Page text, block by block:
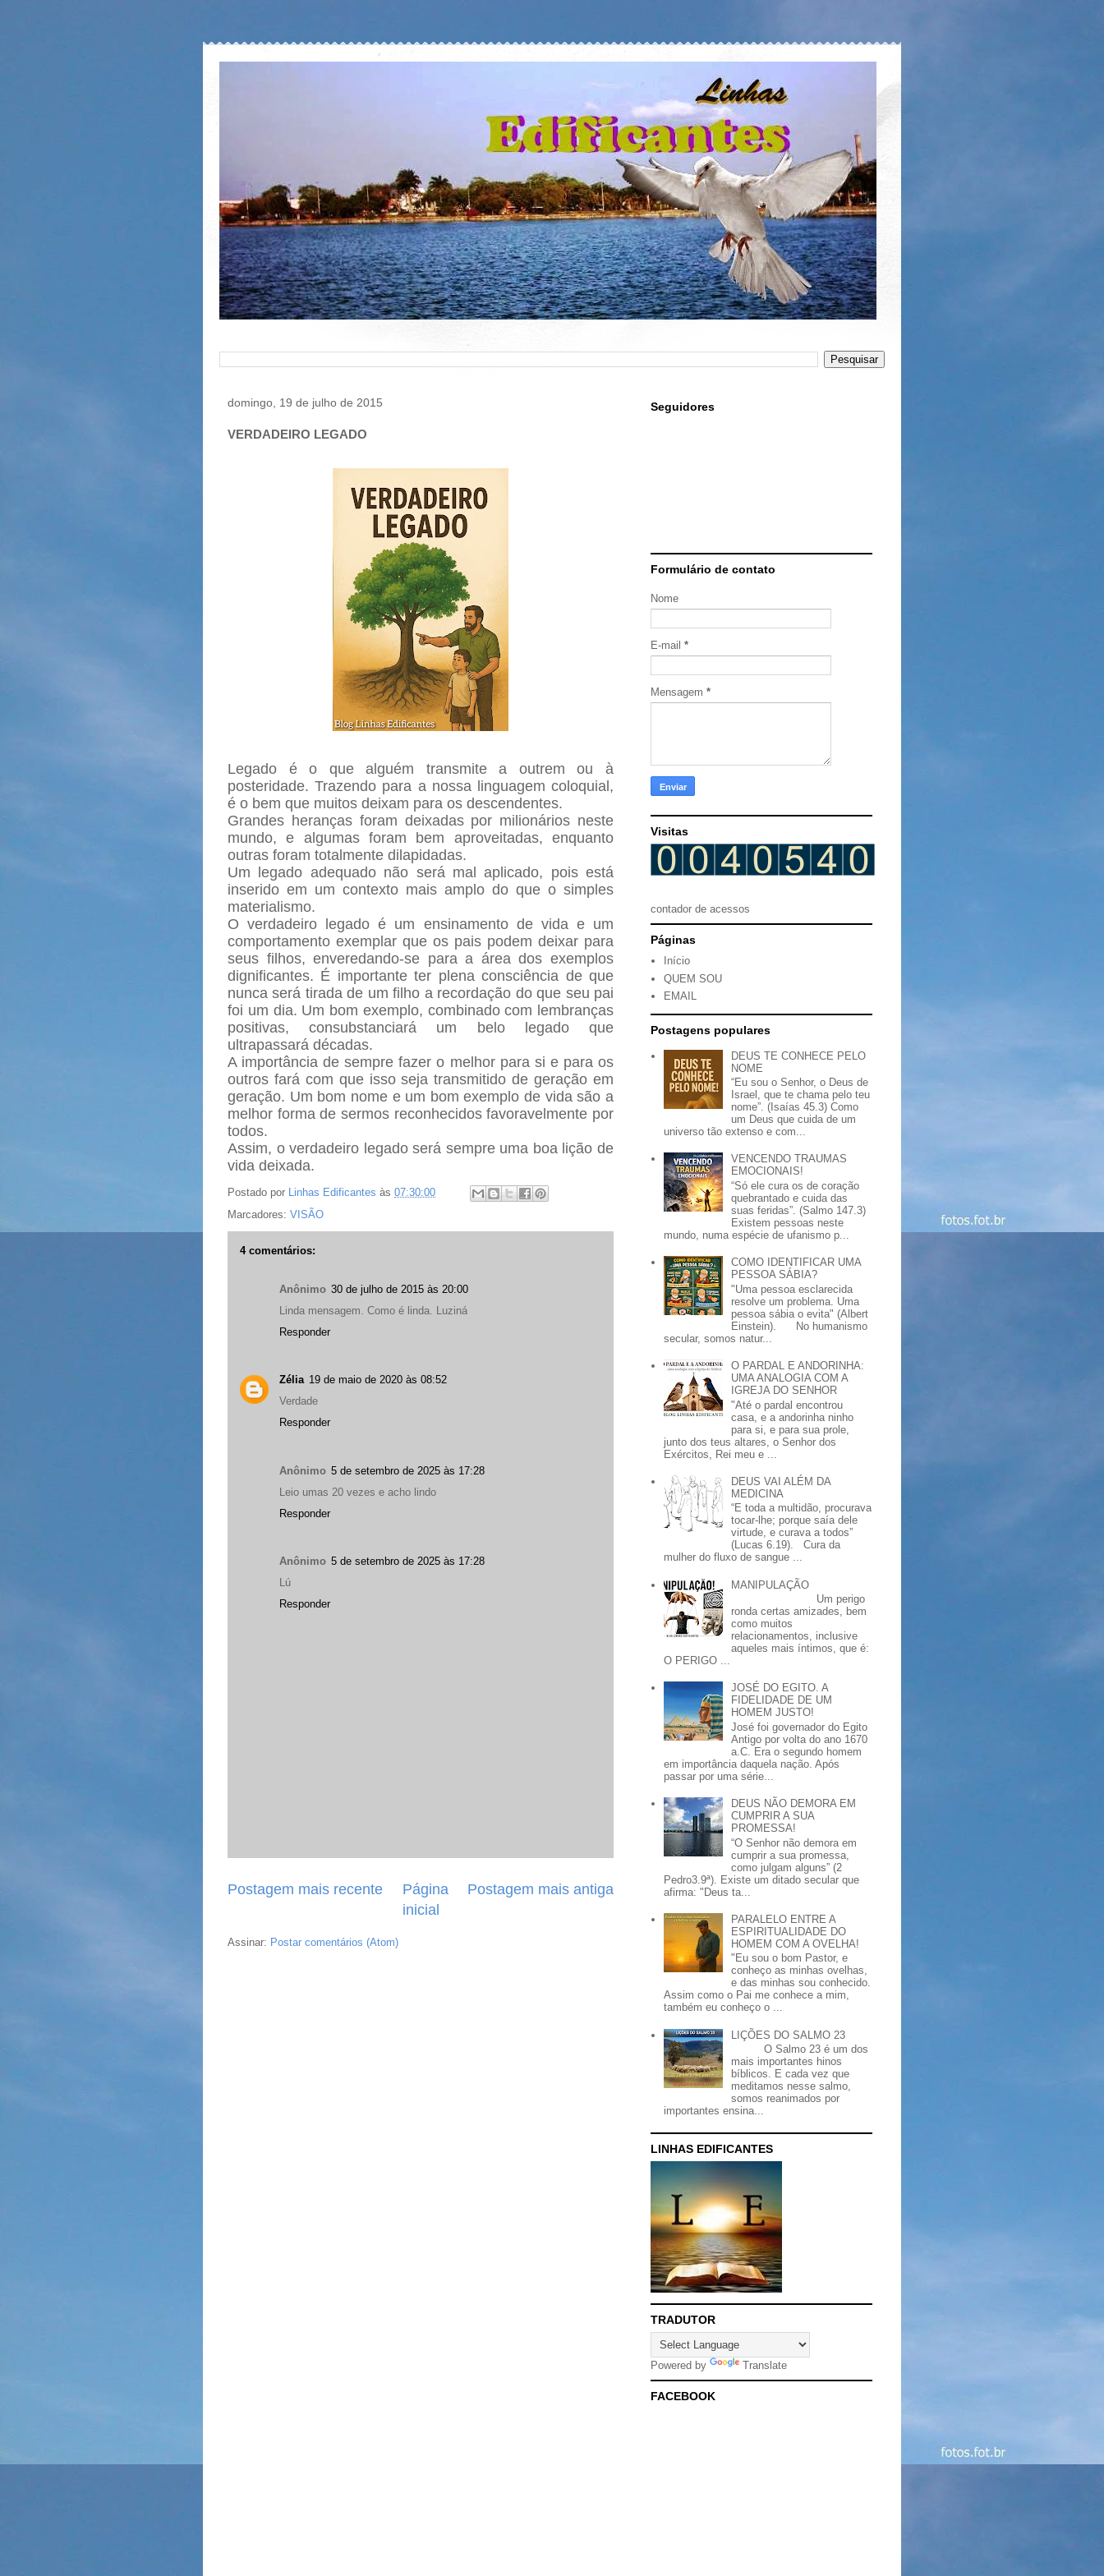
domingo, 19 de julho de 2015
VERDADEIRO LEGADO
Legado é o que alguém transmite a outrem ou à
posteridade. Trazendo para a nossa linguagem coloquial,
é o bem que muitos deixam para os descendentes.
Grandes heranças foram deixadas por milionários neste
mundo, e algumas foram bem aproveitadas, enquanto
outras foram totalmente dilapidadas.
Um legado adequado não será mal aplicado, pois está
inserido em um contexto mais amplo do que o simples
materialismo.
O verdadeiro legado é um ensinamento de vida e um
comportamento exemplar que os pais podem deixar para
seus filhos, enveredando-se para a área dos exemplos
dignificantes. É importante ter plena consciência de que
nunca será tirada de um filho a recordação do que seu pai
foi um dia. Um bom exemplo, combinado com lembranças
positivas, consubstanciará um belo legado que
ultrapassará décadas.
A importância de sempre fazer o melhor para si e para os
outros fará com que isso seja transmitido de geração em
geração. Um bom nome e um bom exemplo de vida são a
melhor forma de sermos reconhecidos favoravelmente por
todos.
Assim, o verdadeiro legado será sempre uma boa lição de
vida deixada.
Postado por Linhas Edificantes às 07:30:00
Marcadores: VISÃO
4 comentários:
Anônimo 30 de julho de 2015 às 20:00
Linda mensagem. Como é linda. Luziná
Responder
Zélia 19 de maio de 2020 às 08:52
Verdade
Responder
Anônimo 5 de setembro de 2025 às 17:28
Leio umas 20 vezes e acho lindo
Responder
Anônimo 5 de setembro de 2025 às 17:28
Lú
Responder
Postagem mais recente Postagem mais antiga
Página
inicial
Assinar: Postar comentários (Atom)
Seguidores
Formulário de contato
Nome
E-mail *
Mensagem *
Visitas
contador de acessos
Páginas
Início
QUEM SOU
EMAIL
Postagens populares
DEUS TE CONHECE PELO
NOME
“Eu sou o Senhor, o Deus de
Israel, que te chama pelo teu
nome”. (Isaías 45.3) Como
um Deus que cuida de um
universo tão extenso e com...
VENCENDO TRAUMAS
EMOCIONAIS!
“Só ele cura os de coração
quebrantado e cuida das
suas feridas”. (Salmo 147.3)
Existem pessoas neste
mundo, numa espécie de ufanismo p...
COMO IDENTIFICAR UMA
PESSOA SÁBIA?
"Uma pessoa esclarecida
resolve um problema. Uma
pessoa sábia o evita" (Albert
Einstein). No humanismo
secular, somos natur...
O PARDAL E ANDORINHA:
UMA ANALOGIA COM A
IGREJA DO SENHOR
"Até o pardal encontrou
casa, e a andorinha ninho
para si, e para sua prole,
junto dos teus altares, o Senhor dos
Exércitos, Rei meu e ...
DEUS VAI ALÉM DA
MEDICINA
“E toda a multidão, procurava
tocar-lhe; porque saía dele
virtude, e curava a todos”
(Lucas 6.19). Cura da
mulher do fluxo de sangue ...
MANIPULAÇÃO
Um perigo
ronda certas amizades, bem
como muitos
relacionamentos, inclusive
aqueles mais íntimos, que é:
O PERIGO ...
JOSÉ DO EGITO. A
FIDELIDADE DE UM
HOMEM JUSTO!
José foi governador do Egito
Antigo por volta do ano 1670
a.C. Era o segundo homem
em importância daquela nação. Após
passar por uma série...
DEUS NÃO DEMORA EM
CUMPRIR A SUA
PROMESSA!
“O Senhor não demora em
cumprir a sua promessa,
como julgam alguns” (2
Pedro3.9ª). Existe um ditado secular que
afirma: "Deus ta...
PARALELO ENTRE A
ESPIRITUALIDADE DO
HOMEM COM A OVELHA!
"Eu sou o bom Pastor, e
conheço as minhas ovelhas,
e das minhas sou conhecido.
Assim como o Pai me conhece a mim,
também eu conheço o ...
LIÇÕES DO SALMO 23
O Salmo 23 é um dos
mais importantes hinos
bíblicos. E cada vez que
meditamos nesse salmo,
somos reanimados por
importantes ensina...
LINHAS EDIFICANTES
TRADUTOR
Powered by Translate
FACEBOOK